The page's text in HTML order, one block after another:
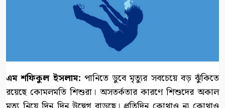
এম শফিকুল ইসলাম: পানিতে ডুবে মৃত্যুর সবচেয়ে বড় ঝুঁকিতে
রয়েছে কোমলমতি শিশুরা। অসতর্কতার কারণে শিশুদের অকাল